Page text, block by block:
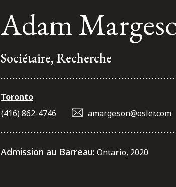
Adam
Sociétaire, Recherche
Toronto
(416) 862-4746
amargeson@osler.com
Admission au Barreau: Ontario, 2020